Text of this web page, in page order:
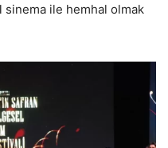
ile hemhal olmak